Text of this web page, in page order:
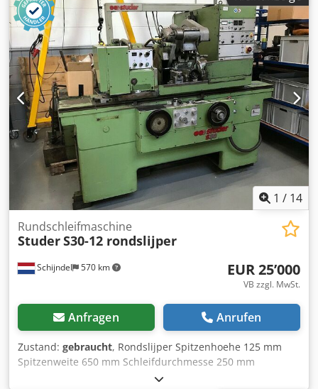
1 / 14
Schijndel 570 km
Rundschleifmaschine
StuderS30-12 rondslijper
EUR 25’000
VB zzgl. MwSt.
Anfragen Anrufen
Zustand: gebraucht, Rondslijper Spitzenhoehe 125 mm
Spitzenweite 650 mm Schleifdurchmesse 250 mm
Schleifscheibendurchmesse 400 mm